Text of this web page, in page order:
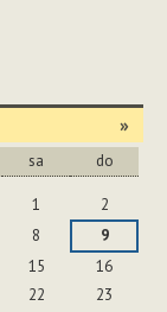
»
sa do
1
2
8
9
15
16
22
23